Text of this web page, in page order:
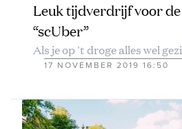
Leuk tijdverdrijf voor
“scUber”
Als je op 't droge alles wel
17 NOVEMBER 2019 16:50